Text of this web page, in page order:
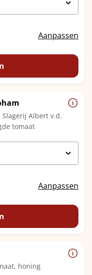
Aanpassen
Albert v.d.
tomaat
Aanpassen
honing